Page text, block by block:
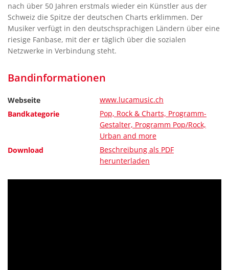
nach über 50 Jahren erstmals wieder ein Künstler aus der
Schweiz die Spitze der deutschen Charts erklimmen. Der
Musiker verfügt in den deutschsprachigen Ländern über eine
riesige Fanbase, mit der er täglich über die sozialen
Netzwerke in Verbindung steht.
Bandinformationen
Webseite
www.lucamusic.ch
Bandkategorie
Pop, Rock & Charts, Programm-
Gestalter, Programm Pop/Rock,
Urban and more
Download
Beschreibung als PDF
herunterladen